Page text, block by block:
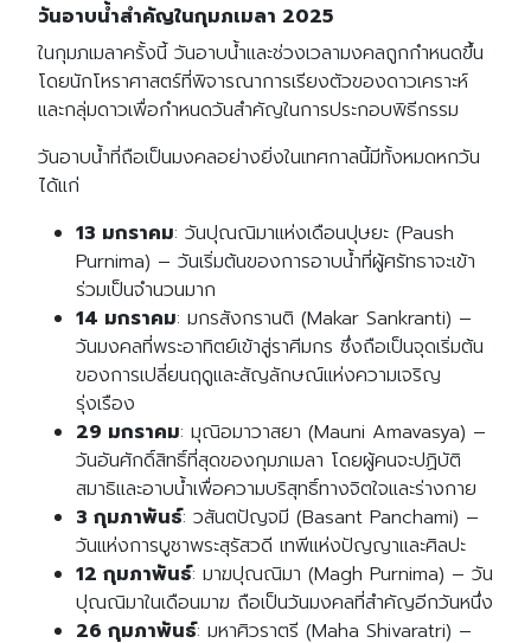
Search
Search
วันอาบน้ำสำคัญในกุมภเมลา 2025
ในกุมภเมลาครั้งนี้ วันอาบน้ำและช่วงเวลามงคลถูกกำหนดขึ้น
โดยนักโหราศาสตร์ที่พิจารณาการเรียงตัวของดาวเคราะห์
และกลุ่มดาวเพื่อกำหนดวันสำคัญในการประกอบพิธีกรรม
วันอาบน้ำที่ถือเป็นมงคลอย่างยิ่งในเทศกาลนี้มีทั้งหมดหกวัน
ได้แก่
13 มกราคม: วันปุณณิมาแห่งเดือนปุษยะ (Paush
Purnima) – วันเริ่มต้นของการอาบน้ำที่ผู้ศรัทธาจะเข้า
ร่วมเป็นจำนวนมาก
14 มกราคม: มกรสังกรานติ (Makar Sankranti) –
วันมงคลที่พระอาทิตย์เข้าสู่ราศีมกร ซึ่งถือเป็นจุดเริ่มต้น
ของการเปลี่ยนฤดูและสัญลักษณ์แห่งความเจริญ
รุ่งเรือง
29 มกราคม: มุณิอมาวาสยา (Mauni Amavasya) –
วันอันศักดิ์สิทธิ์ที่สุดของกุมภเมลา โดยผู้คนจะปฏิบัติ
สมาธิและอาบน้ำเพื่อความบริสุทธิ์ทางจิตใจและร่างกาย
3 กุมภาพันธ์: วสันตปัญจมี (Basant Panchami) –
วันแห่งการบูชาพระสุรัสวดี เทพีแห่งปัญญาและศิลปะ
12 กุมภาพันธ์: มาฆปุณณิมา (Magh Purnima) – วัน
ปุณณิมาในเดือนมาฆ ถือเป็นวันมงคลที่สำคัญอีกวันหนึ่ง
26 กุมภาพันธ์: มหาศิวราตรี (Maha Shivaratri) –